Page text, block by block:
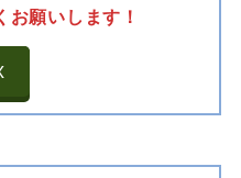
願いします！